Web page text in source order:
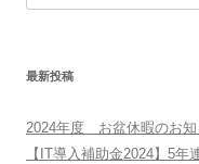
最新投稿
2024年度 お盆休暇のお知
【IT導入補助金2024】5